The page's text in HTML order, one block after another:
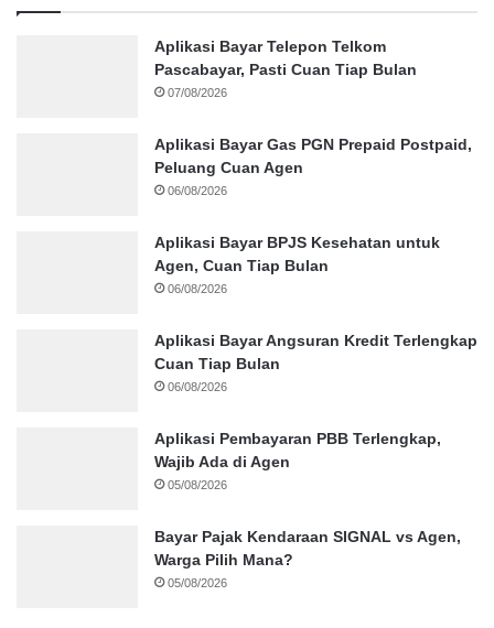
Aplikasi Bayar Telepon Telkom
Pascabayar, Pasti Cuan Tiap Bulan
07/08/2026
Aplikasi Bayar Gas PGN Prepaid Postpaid,
Peluang Cuan Agen
06/08/2026
Aplikasi Bayar BPJS Kesehatan untuk
Agen, Cuan Tiap Bulan
06/08/2026
Aplikasi Bayar Angsuran Kredit Terlengkap
Cuan Tiap Bulan
06/08/2026
Aplikasi Pembayaran PBB Terlengkap,
Wajib Ada di Agen
05/08/2026
Bayar Pajak Kendaraan SIGNAL vs Agen,
Warga Pilih Mana?
05/08/2026